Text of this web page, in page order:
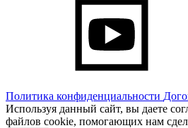
Политика конфиденциальности
Используя данный сайт, вы даете
файлов cookie, помогающих нам